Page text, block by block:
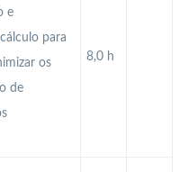
8,0 h
e
para
os
de